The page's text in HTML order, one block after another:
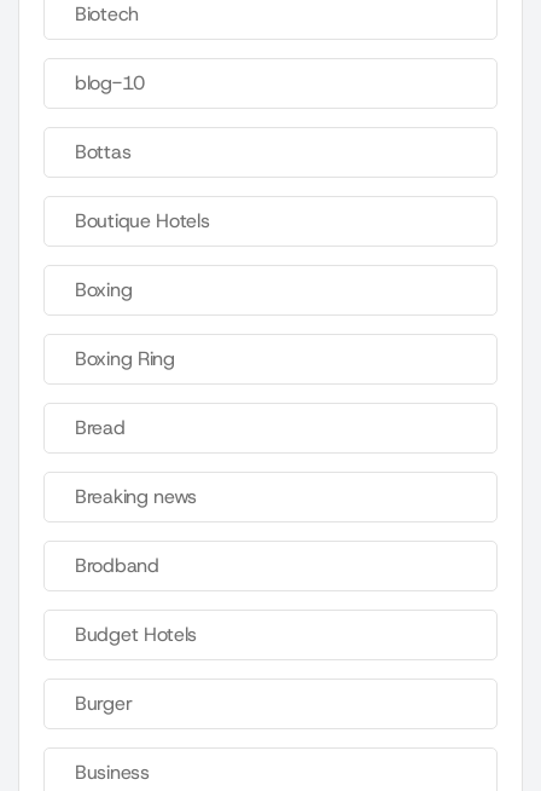
Biotech
blog-10
Bottas
Boutique Hotels
Boxing
Boxing Ring
Bread
Breaking news
Brodband
Budget Hotels
Burger
Business